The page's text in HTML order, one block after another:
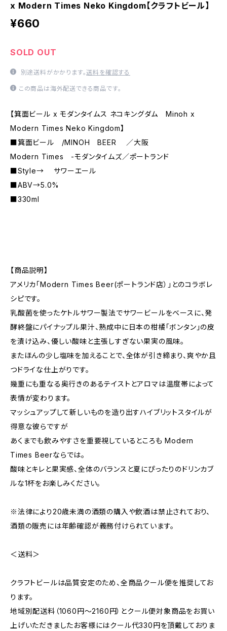
x Modern Times Neko Kingdom【クラフトビール】
¥660
SOLD OUT
別途送料がかかります。送料を確認する
この商品は海外配送できる商品です。
【箕面ビール x モダンタイムス ネコキングダム Minoh x
Modern Times Neko Kingdom】
■箕面ビール /MINOH BEER ／大阪
Modern Times -モダンタイムズ／ポートランド
■Style→ サワーエール
■ABV→5.0%
■330ml
【商品説明】
アメリカ「Modern Times Beer(ポートランド店）」とのコラボレ
シピです。
乳酸菌を使ったケトルサワー製法でサワービールをベースに、発
酵終盤にパイナップル果汁、熟成中に日本の柑橘「ボンタン」の皮
を漬け込み、優しい酸味と主張しすぎない果実の風味。
またほんの少し塩味を加えることで、全体が引き締まり、爽やか且
つドライな仕上がりです。
幾重にも重なる奥行きのあるテイストとアロマは温度帯によって
表情が変わります。
マッシュアップして新しいものを造り出すハイブリットスタイルが
得意な彼らですが
あくまでも飲みやすさを重要視しているところも Modern
Times Beerならでは。
酸味とキレと果実感、全体のバランスと夏にぴったりのドリンカブ
ルな1杯をお楽しみください。
※法律により20歳未満の酒類の購入や飲酒は禁止されており、
酒類の販売には年齢確認が義務付けられています。
＜送料＞
クラフトビールは品質安定のため、全商品クール便を推奨してお
ります。
地域別配送料（1060円～2160円）とクール便対象商品をお買い
上げいただきましたお客様にはクール代330円を頂戴しておりま